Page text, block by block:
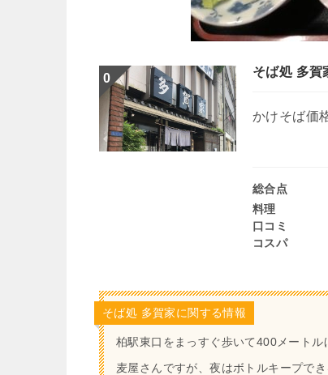
そば処 多賀
かけそば価
総合点
料理
口コミ
コスパ
そば処 多賀家に関する情報
柏駅東口をまっすぐ歩いて400メート
麦屋さんですが、夜はボトルキープで